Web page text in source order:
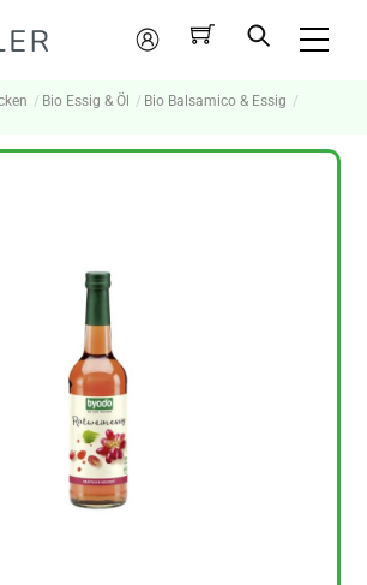
Mein
Konto
Bio Essig & Öl Bio Balsamico & Essig